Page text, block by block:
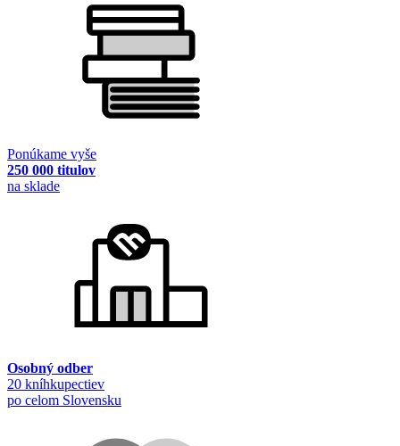
Ponúkame vyše
250 000 titulov
na sklade
Osobný odber
20 kníhkupectiev
po celom Slovensku